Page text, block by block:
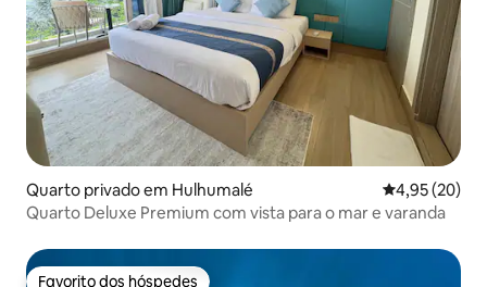
Quarto privado em Hulhumalé Classificação
4,95 (20)
Quarto Deluxe Premium com vista para o mar e varanda
Favorito dos hóspedes